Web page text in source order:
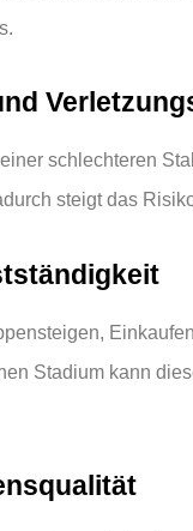
schlechteren
steigt das
Stadium kann